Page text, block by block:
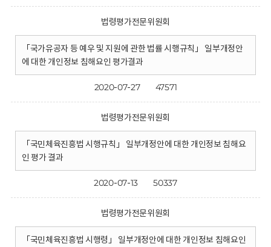
법령평가전문위원회
「국가유공자 등 예우 및 지원에 관한 법률 시행규칙」 일부개정안
에 대한 개인정보 침해요인 평가결과
2020-07-27 47571
법령평가전문위원회
「국민체육진흥법 시행규칙」 일부개정안에 대한 개인정보 침해요
인 평가 결과
2020-07-13 50337
법령평가전문위원회
「국민체육진흥법 시행령」 일부개정안에 대한 개인정보 침해요인